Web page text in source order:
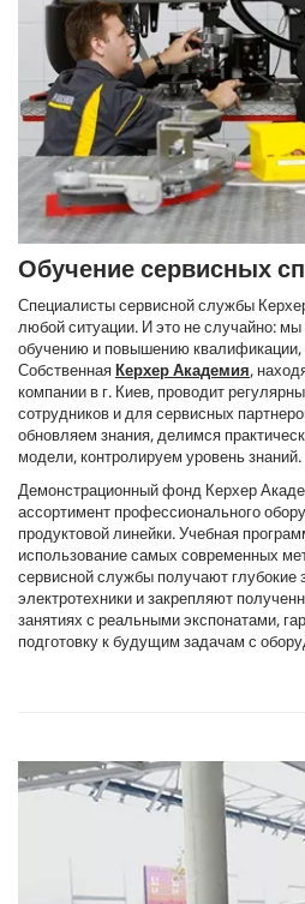
Обучение сервисных
Специалисты сервисной службы
любой ситуации. И это не случайно:
обучению и повышению квалификации,
СобственнаяКерхер Академия,
компании в г. Киев, проводит
сотрудников и для сервисных
обновляем знания, делимся
модели, контролируем уровень знаний.
Демонстрационный фонд Керхер
ассортимент профессионального
продуктовой линейки. Учебная
использование самых современных
сервисной службы получают глубокие
электротехники и закрепляют
занятиях с реальными экспонатами,
подготовку к будущим задачам с